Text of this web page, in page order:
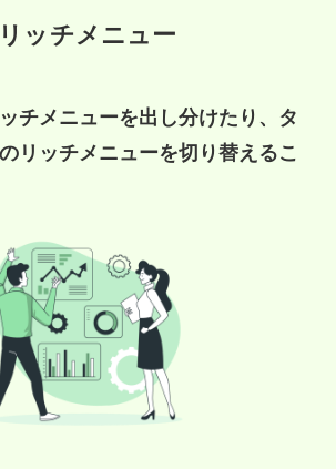
リッチメニュー
チメニューを出し分けたり、タ
リッチメニューを切り替えるこ